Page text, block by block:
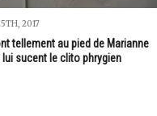
2017
tellement au pied de Marianne
sucent le clito phrygien